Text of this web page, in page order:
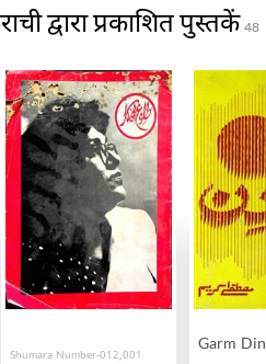
द्वारा प्रकाशित पुस्तकें 48
Shumara Number-012,001
Garm Din